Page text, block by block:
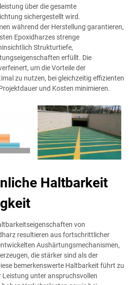
über die gesamte
sichergestellt wird.
während der Herstellung garantieren,
Epoxidharzes strenge
Strukturtiefe,
erfüllt. Die
um die Vorteile der
zu nutzen, bei gleichzeitig effizienten
und Kosten minimieren.
Haltbarkeit
von
resultieren aus fortschrittlicher
Aushärtungsmechanismen,
die stärker sind als der
bemerkenswerte Haltbarkeit führt zu
unter anspruchsvollen